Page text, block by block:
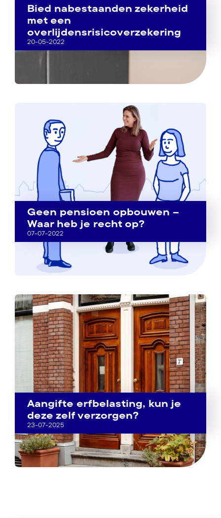
Bied nabestaanden zekerheid
met een
overlijdensrisicoverzekering
20-05-2022
Geen pensioen opbouwen –
Waar heb je recht op?
07-07-2022
Aangifte erfbelasting, kun je
deze zelf verzorgen?
23-07-2025